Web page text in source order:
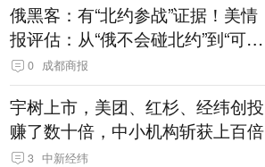
俄黑客：有“北约参战”证据！美情
报评估：从“俄不会碰北约”到“可能
发动有限攻击”
0 成都商报
宇树上市，美团、红杉、经纬创投
赚了数十倍，中小机构斩获上百倍
3 中新经纬